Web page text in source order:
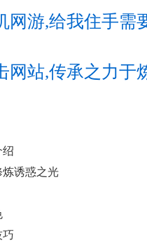
网游,给我住手需
网站,传承之力
绍
诱惑之光
巧